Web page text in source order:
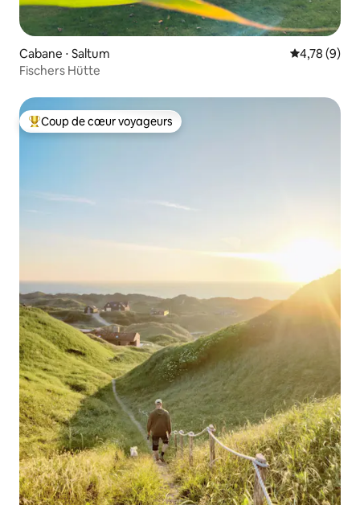
Cabane ⋅ Saltum Évaluation
4,78 (9)
Fischers Hütte
Coups de cœur voyageurs les plus appréciés
Coup de cœur voyageurs